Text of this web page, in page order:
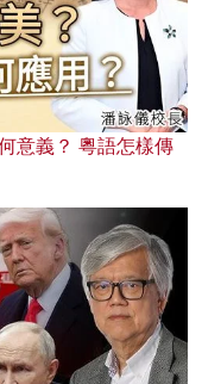
意義？ 粵語怎樣傳